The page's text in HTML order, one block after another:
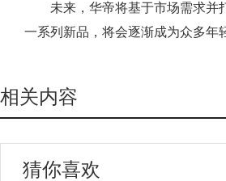
未来，华帝将基于市场需求
一系列新品，将会逐渐成为众多年
相关内容
猜你喜欢